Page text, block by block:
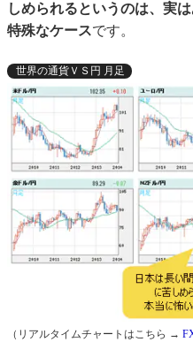
しめられるというのは、実
特殊なケースです。
世界の通貨ＶＳ円 月足
（リアルタイムチャートはこちら →